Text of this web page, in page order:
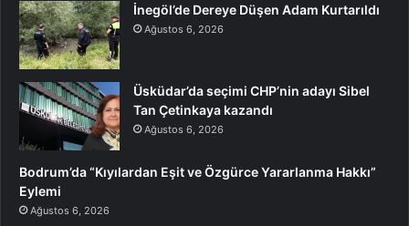
İnegöl’de Dereye Düşen Adam Kurtarıldı
Ağustos 6, 2026
Üsküdar’da seçimi CHP’nin adayı Sibel
Tan Çetinkaya kazandı
Ağustos 6, 2026
Bodrum’da “Kıyılardan Eşit ve Özgürce Yararlanma Hakkı”
Eylemi
Ağustos 6, 2026